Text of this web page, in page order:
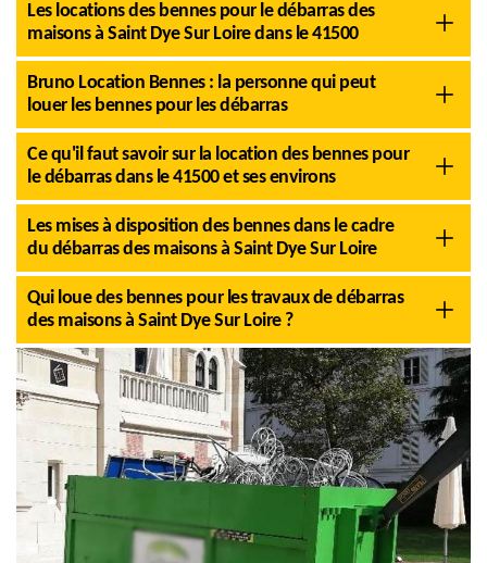
Les locations des bennes pour le débarras des
maisons à Saint Dye Sur Loire dans le 41500
Bruno Location Bennes : la personne qui peut
louer les bennes pour les débarras
Ce qu'il faut savoir sur la location des bennes pour
le débarras dans le 41500 et ses environs
Les mises à disposition des bennes dans le cadre
du débarras des maisons à Saint Dye Sur Loire
Qui loue des bennes pour les travaux de débarras
des maisons à Saint Dye Sur Loire ?